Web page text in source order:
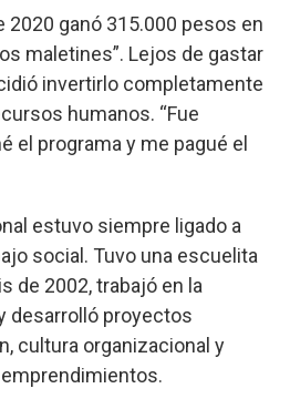
2020 ganó 315.000 pesos en
maletines”. Lejos de gastar
invertirlo completamente
humanos. “Fue
el programa y me pagué el
estuvo siempre ligado a
social. Tuvo una escuelita
de 2002, trabajó en la
desarrolló proyectos
cultura organizacional y